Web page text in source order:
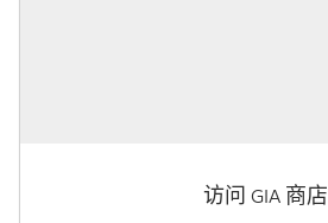
访问 GIA 商店